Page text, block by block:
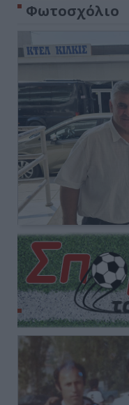
Φωτοσχόλιο